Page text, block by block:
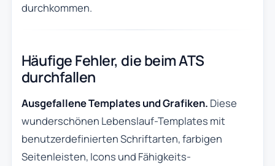
durchkommen.
Häufige Fehler, die beim ATS
durchfallen
Ausgefallene Templates und Grafiken. Diese
wunderschönen Lebenslauf-Templates mit
benutzerdefinierten Schriftarten, farbigen
Seitenleisten, Icons und Fähigkeits-